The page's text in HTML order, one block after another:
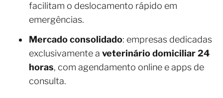
facilitam o deslocamento rápido em
emergências.
Mercado consolidado: empresas dedicadas
exclusivamente a veterinário domiciliar 24
horas, com agendamento online e apps de
consulta.